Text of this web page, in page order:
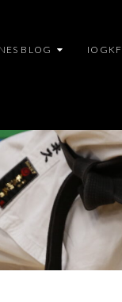
BLOG IOGKF